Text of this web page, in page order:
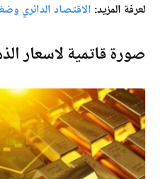
لعرفة المزيد: الاقتصاد الدائري
صورة قاتمية لاسعار